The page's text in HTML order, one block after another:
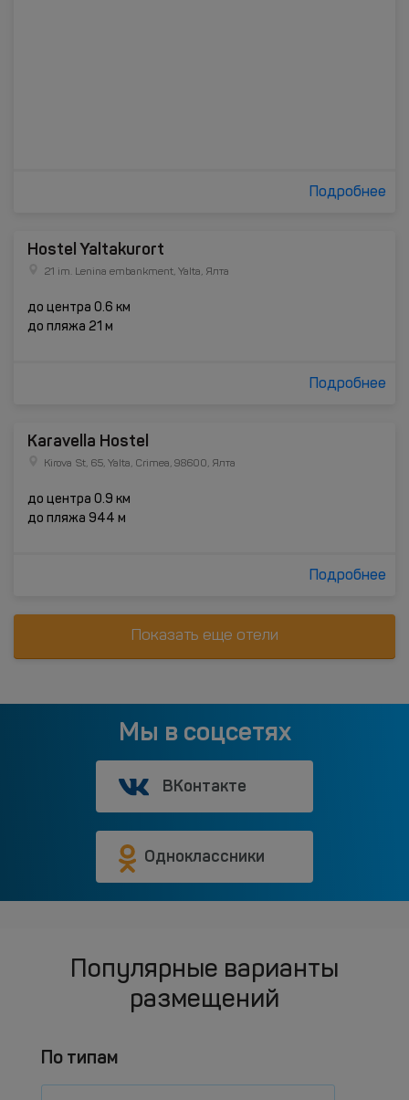
Подробнее
Hostel Yaltakurort
21 im. Lenina embankment, Yalta, Ялта
до центра 0.6 км
до пляжа 21 м
Подробнее
Karavella Hostel
Kirova St, 65, Yalta, Crimea, 98600, Ялта
до центра 0.9 км
до пляжа 944 м
Подробнее
Показать еще отели
Мы в соцсетях
ВКонтакте
Одноклассники
Популярные варианты
размещений
По типам